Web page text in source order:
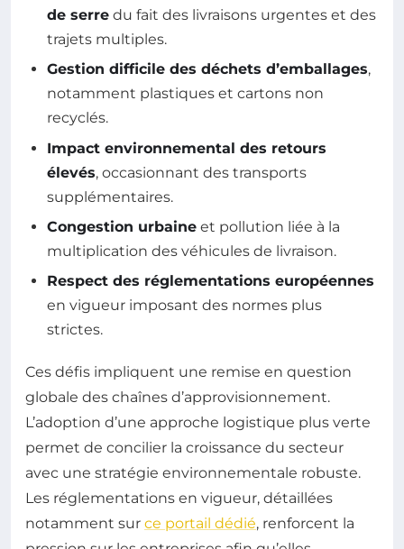
de serre du fait des livraisons urgentes et des
trajets multiples.
Gestion difficile des déchets d’emballages,
notamment plastiques et cartons non
recyclés.
Impact environnemental des retours
élevés, occasionnant des transports
supplémentaires.
Congestion urbaine et pollution liée à la
multiplication des véhicules de livraison.
Respect des réglementations européennes
en vigueur imposant des normes plus
strictes.
Ces défis impliquent une remise en question
globale des chaînes d’approvisionnement.
L’adoption d’une approche logistique plus verte
permet de concilier la croissance du secteur
avec une stratégie environnementale robuste.
Les réglementations en vigueur, détaillées
notamment sur ce portail dédié, renforcent la